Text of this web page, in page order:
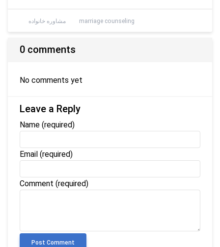
مشاوره خانواده marriage counseling
0 comments
No comments yet
Leave a Reply
Name (required)
Email (required)
Comment (required)
Post Comment